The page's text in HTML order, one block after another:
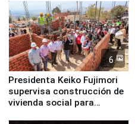
6
Presidenta Keiko Fujimori
supervisa construcción de
vivienda social para